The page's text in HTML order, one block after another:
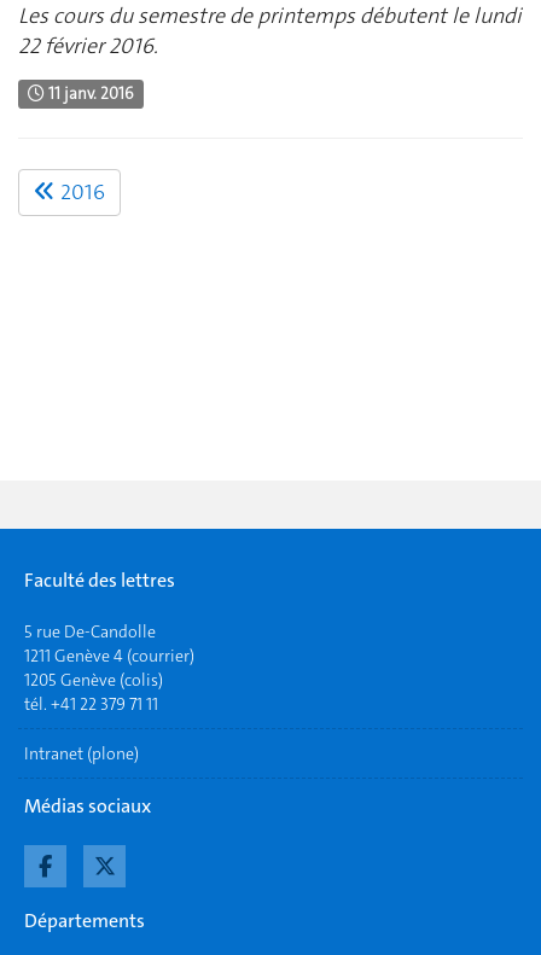
Les cours du semestre de printemps débutent le lundi
22 février 2016.
11 janv. 2016
2016
Faculté des lettres
5 rue De-Candolle
1211 Genève 4 (courrier)
1205 Genève (colis)
tél. +41 22 379 71 11
Intranet (plone)
Médias sociaux
Départements